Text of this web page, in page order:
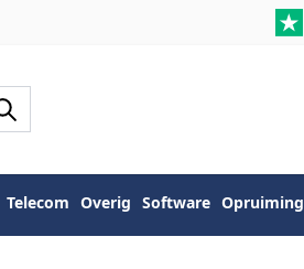
Telecom Overig Software Opruiming